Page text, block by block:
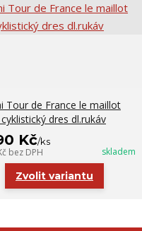
Tour de France le maillot
dres dl.rukáv
Kč/ks
bez DPH skladem
Zvolit variantu